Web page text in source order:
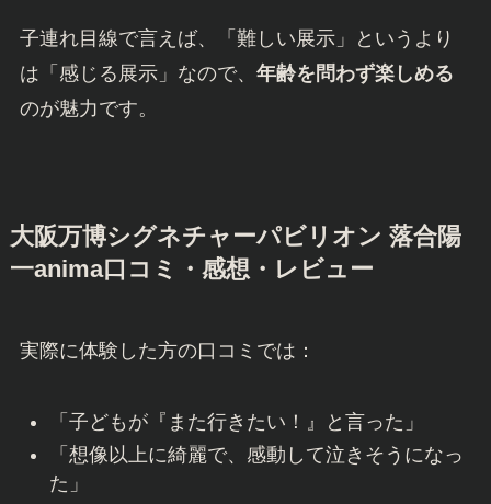
子連れ目線で言えば、「難しい展示」というより
は「感じる展示」なので、 年齢を問わず楽しめる
のが魅力です。
大阪万博シグネチャーパビリオン 落合陽
一anima口コミ・感想・レビュー
実際に体験した方の口コミでは：
「子どもが『また行きたい！』と言った」
「想像以上に綺麗で、感動して泣きそうになっ
た」